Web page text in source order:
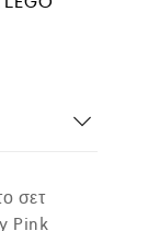
σετ
Pink